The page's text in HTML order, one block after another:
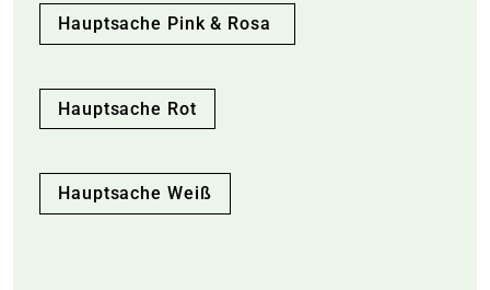
Hauptsache Pink & Rosa
Hauptsache Rot
Hauptsache Weiß